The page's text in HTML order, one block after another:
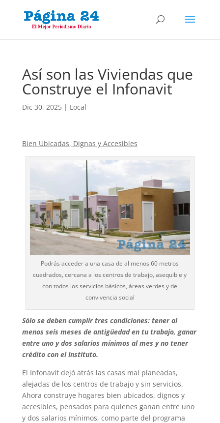
Así son las Viviendas que
Construye el Infonavit
Dic 30, 2025| Local
Bien Ubicadas, Dignas y Accesibles
Podrás acceder a una casa de al menos 60 metros
cuadrados, cercana a los centros de trabajo, asequible y
con todos los servicios básicos, áreas verdes y de
convivencia social
Sólo se deben cumplir tres condiciones: tener al
menos seis meses de antigüedad en tu trabajo, ganar
entre uno y dos salarios mínimos al mes y no tener
crédito con el Instituto.
El Infonavit dejó atrás las casas mal planeadas,
alejadas de los centros de trabajo y sin servicios.
Ahora construye hogares bien ubicados, dignos y
accesibles, pensados para quienes ganan entre uno
y dos salarios mínimos, como parte del programa